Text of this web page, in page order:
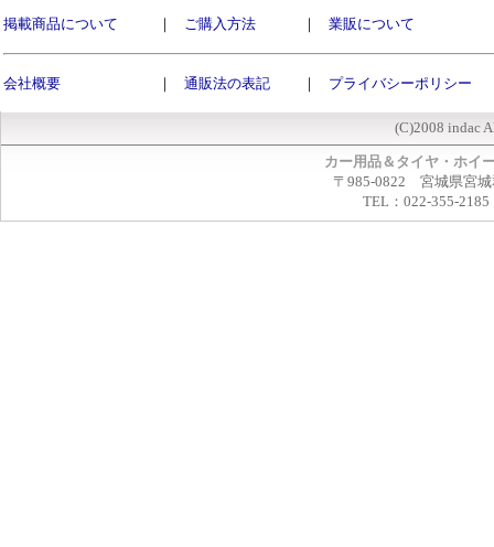
掲載商品について ｜ ご購入方法 ｜ 業販について
会社概要 ｜ 通販法の表記 ｜ プライバシーポリシー
(C)2008 indac
カー用品＆タイヤ・ホイ
〒985-0822 宮城県宮城
TEL：022-355-